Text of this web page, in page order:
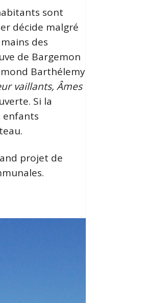
sont
décide malgré
des
de Bargemon
Barthélemy
vaillants, Âmes
Si la
enfants
projet de